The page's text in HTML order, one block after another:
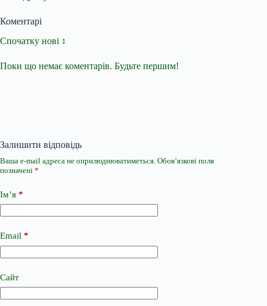
Коментарі
Спочатку нові ↕
Поки що немає коментарів. Будьте першим!
Залишити відповідь
Ваша e-mail адреса не оприлюднюватиметься. Обов’язкові поля
позначені *
Ім’я *
Email *
Сайт